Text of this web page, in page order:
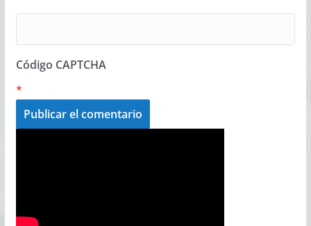
Código CAPTCHA
*